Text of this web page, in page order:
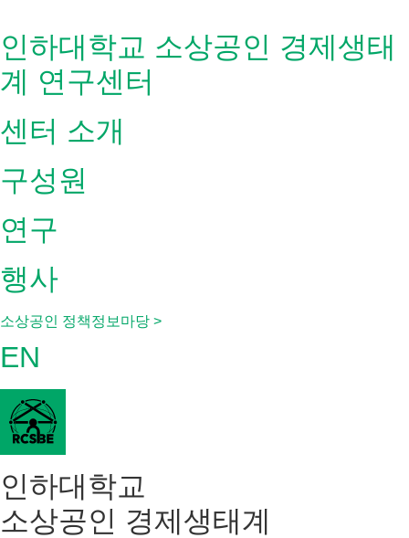
content
인하대학교 소상공인 경제생태
계 연구센터
센터 소개
구성원
연구
행사
소상공인 정책정보마당 >
EN
인하대학교
소상공인 경제생태계